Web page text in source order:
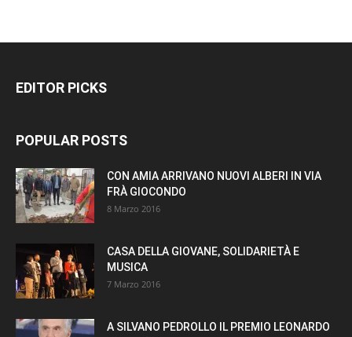
EDITOR PICKS
POPULAR POSTS
CON AMIA ARRIVANO NUOVI ALBERI IN VIA
FRÀ GIOCONDO
8 Marzo 2016
CASA DELLA GIOVANE, SOLIDARIETÀ E
MUSICA
7 Marzo 2016
A SILVANO PEDROLLO IL PREMIO LEONARDO